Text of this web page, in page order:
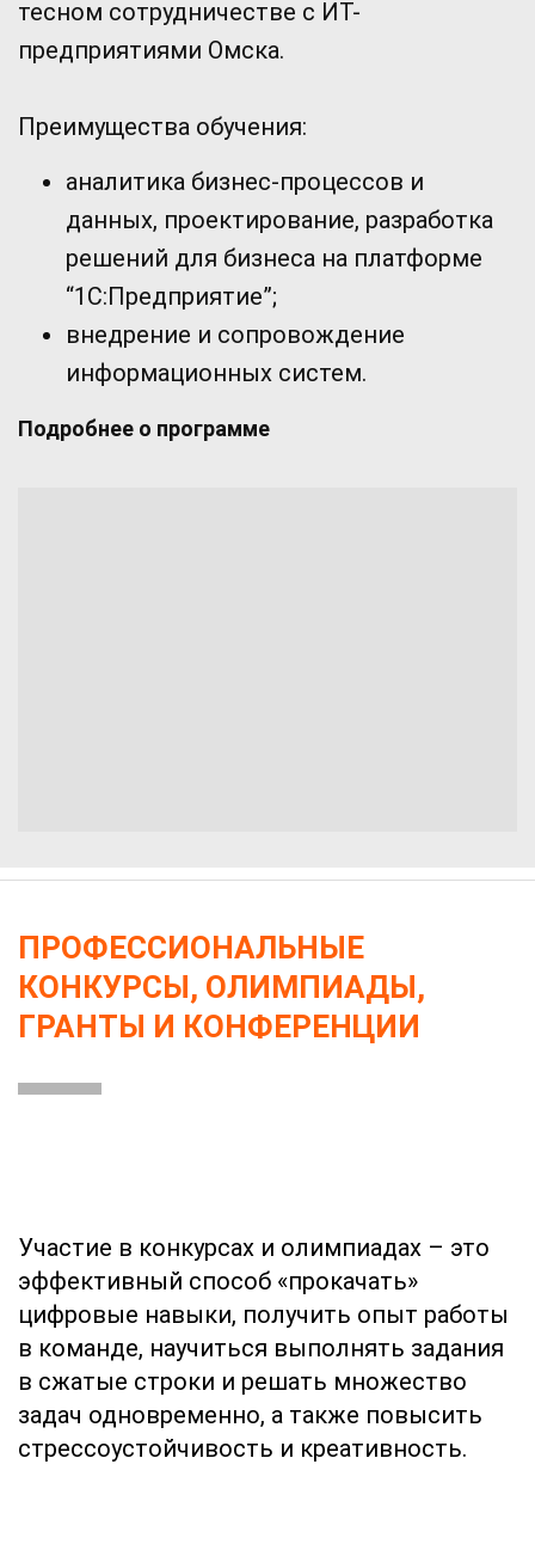
тесном сотрудничестве с ИТ-
предприятиями Омска.
Преимущества обучения:
аналитика бизнес-процессов и
данных, проектирование, разработка
решений для бизнеса на платформе
“1С:Предприятие”;
внедрение и сопровождение
информационных систем.
Подробнее о программе
ПРОФЕССИОНАЛЬНЫЕ
КОНКУРСЫ, ОЛИМПИАДЫ,
ГРАНТЫ И КОНФЕРЕНЦИИ
Участие в конкурсах и олимпиадах – это
эффективный способ «прокачать»
цифровые навыки, получить опыт работы
в команде, научиться выполнять задания
в сжатые строки и решать множество
задач одновременно, а также повысить
стрессоустойчивость и креативность.